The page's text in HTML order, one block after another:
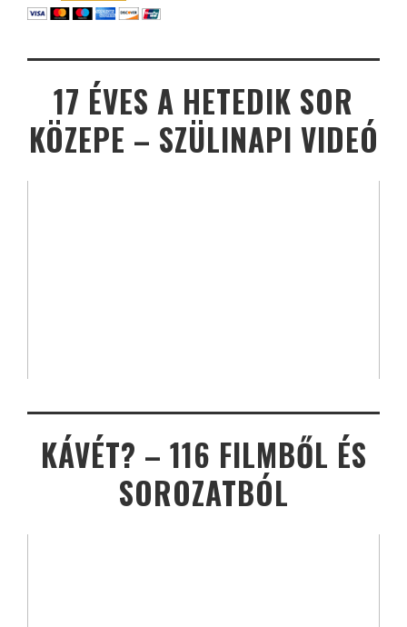
17 ÉVES A HETEDIK SOR
KÖZEPE – SZÜLINAPI VIDEÓ
KÁVÉT? – 116 FILMBŐL ÉS
SOROZATBÓL